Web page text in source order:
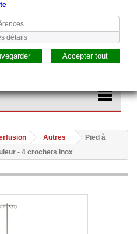
Autres
Pied à
- 4 crochets inox
détails
Accepter tout